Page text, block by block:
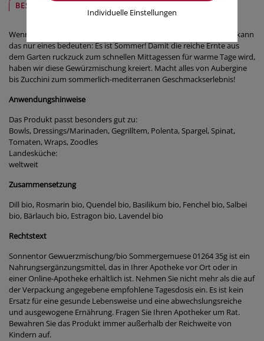
BESCHREIBUNG
Wenn Tomate und Maiskolben ganz gemüslich am Strand sitzen, kann
das nur eines bedeuten: Es ist Sommer! Damit die reiche Ernte aus
dem Garten ruckzuck zum schnellen Mittagessen für warme Tage wird,
haben wir diese Gewürzmischung kreiert. Macht alles von Aubergine
bis Zucchini zum sommerlich-mediterranen Geschmackserlebnis!
Anwendungshinweise
Das Produkt passt besonders gut zu:
Bowls, Dressings/Marinaden, Gegrilltem, Polenta, Spargel, Spinat,
Tomaten, Wraps, Zoodles
Landesküche:
weltweit
Zusammensetzung
Dill bio, Rosmarin bio, Quendel bio, Basilikum bio, Fenchel bio, Salbei
bio, Bärlauch bio, Estragon bio, Lavendel bio
Rechtstext
Sonnentor Gewuerzmischung/bio Sommergemuese 01264 35g ist ein
Nahrungsergänzungsmittel, das in Ihrer Apotheke vor Ort oder in
einer Online-Apotheke erhältlich ist. Nehmen Sie nicht mehr als die auf
der Verpackung angegebene empfohlene Tagesdosis ein. Es ist kein
Ersatz für eine gesunde Lebensweise und eine abwechslungsreiche
und ausgewogene Ernährung. Fragen Sie Ihren Apotheker um Rat.
Bewahren Sie das Produkt immer außerhalb der Reichweite von
Kindern auf.
Individuelle Einstellungen